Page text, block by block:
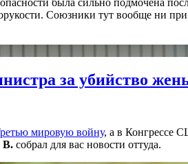
была сильно подмочена
Союзники тут вообще ни
за убийство
мировую войну, а в Конгрессе
B. собрал для вас новости оттуда.